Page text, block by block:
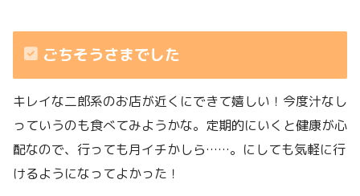
ごちそうさまでした
キレイな二郎系のお店が近くにできて嬉しい！今度汁なし
っていうのも食べてみようかな。定期的にいくと健康が心
配なので、行っても月イチかしら……。にしても気軽に行
けるようになってよかった！